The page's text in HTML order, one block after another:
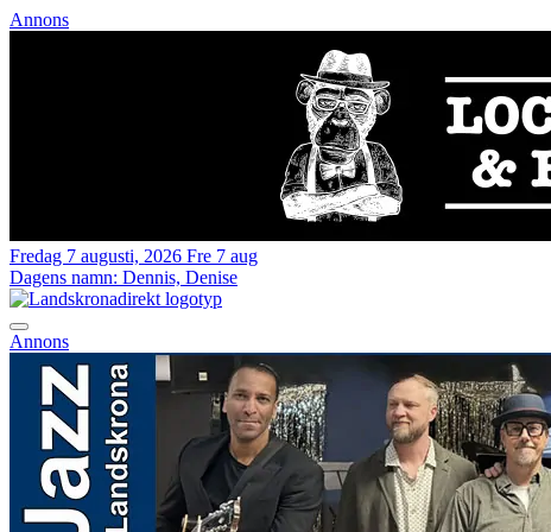
Annons
Fredag 7 augusti, 2026 Fre 7 aug
Dagens namn: Dennis, Denise
Annons